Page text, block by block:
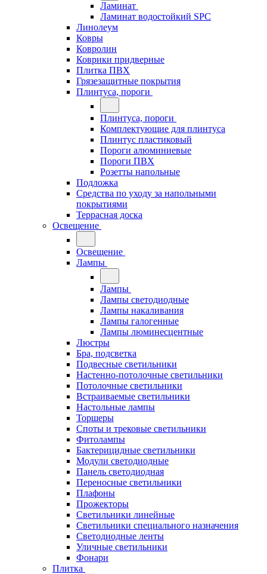
Ламинат
Ламинат водостойкий SPC
Линолеум
Ковры
Ковролин
Коврики придверные
Плитка ПВХ
Грязезащитные покрытия
Плинтуса, пороги
Плинтуса, пороги
Комплектующие для плинтуса
Плинтус пластиковый
Пороги алюминиевые
Пороги ПВХ
Розетты напольные
Подложка
Средства по уходу за напольными
покрытиями
Террасная доска
Освещение
Освещение
Лампы
Лампы
Лампы светодиодные
Лампы накаливания
Лампы галогенные
Лампы люминесцентные
Люстры
Бра, подсветка
Подвесные светильники
Настенно-потолочные светильники
Потолочные светильники
Встраиваемые светильники
Настольные лампы
Торшеры
Споты и трековые светильники
Фитолампы
Бактерицидные светильники
Модули светодиодные
Панель светодиодная
Переносные светильники
Плафоны
Прожекторы
Светильники линейные
Светильники специального назначения
Светодиодные ленты
Уличные светильники
Фонари
Плитка